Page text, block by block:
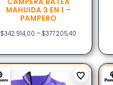
MAHUIDA 3 EN 1 –
PAMPERO
$342.914,00 – $377.205,40